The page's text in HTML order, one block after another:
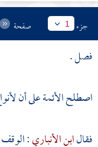
جزء 1 صفحة
فصل .
اصطلح الأئمة على أن
فقالابن الأنباري: